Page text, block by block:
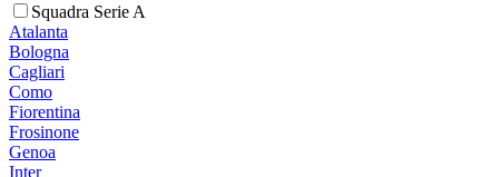
Squadra Serie A
Atalanta
Bologna
Cagliari
Como
Fiorentina
Frosinone
Genoa
Inter